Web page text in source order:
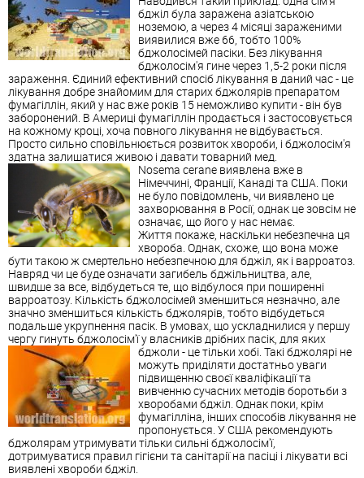
бджіл була заражена азіатською
ноземою, а через 4 місяці зараженими
виявилися вже 66, тобто 100%
бджолосімей пасіки. Без лікування
бджолосім'я гине через 1,5-2 роки після
зараження. Єдиний ефективний спосіб лікування в даний час - це
лікування добре знайомим для старих бджолярів препаратом
фумагіллін, який у нас вже років 15 неможливо купити - він був
заборонений. В Америці фумагіллін продається і застосовується
на кожному кроці, хоча повного лікування не відбувається.
Просто сильно сповільнюється розвиток хвороби, і бджолосім'я
здатна залишатися живою і давати товарний мед.
Nosema cerane виявлена ​​вже в
Німеччині, Франції, Канаді та США. Поки
не було повідомлень, чи виявлено це
захворювання в Росії, однак це зовсім не
означає, що його у нас немає.
Життя покаже, наскільки небезпечна ця
хвороба. Однак, схоже, що вона може
бути такою ж смертельно небезпечною для бджіл, як і варроатоз.
Навряд чи це буде означати загибель бджільництва, але,
швидше за все, відбудеться те, що відбулося при поширенні
варроатозу. Кількість бджолосімей зменшиться незначно, але
значно зменшиться кількість бджолярів, тобто відбудеться
подальше укрупнення пасік. В умовах, що ускладнилися у першу
чергу гинуть бджолосім'ї у власників дрібних пасік, для яких
бджоли - це тільки хобі. Такі бджолярі не
можуть приділяти достатньо уваги
підвищенню своєї кваліфікації та
вивченню сучасних методів боротьби з
хворобами бджіл. Однак поки, крім
фумагілліна, інших способів лікування не
пропонується. У США рекомендують
бджолярам утримувати тільки сильні бджолосім'ї,
дотримуватися правил гігієни та санітарії на пасіці і лікувати всі
виявлені хвороби бджіл.